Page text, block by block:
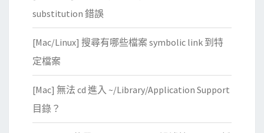
substitution 錯誤
[Mac/Linux] 搜尋有哪些檔案 symbolic link 到特
定檔案
[Mac] 無法 cd 進入 ~/Library/Application Support
目錄？